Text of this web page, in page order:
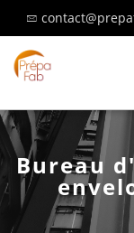
SAVOIR-FAIRE
Bureau